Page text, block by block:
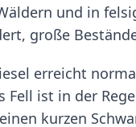
und in
große
erreicht
Fell ist in der
kurzen